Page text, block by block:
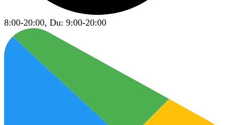
8:00-20:00, Du: 9:00-20:00